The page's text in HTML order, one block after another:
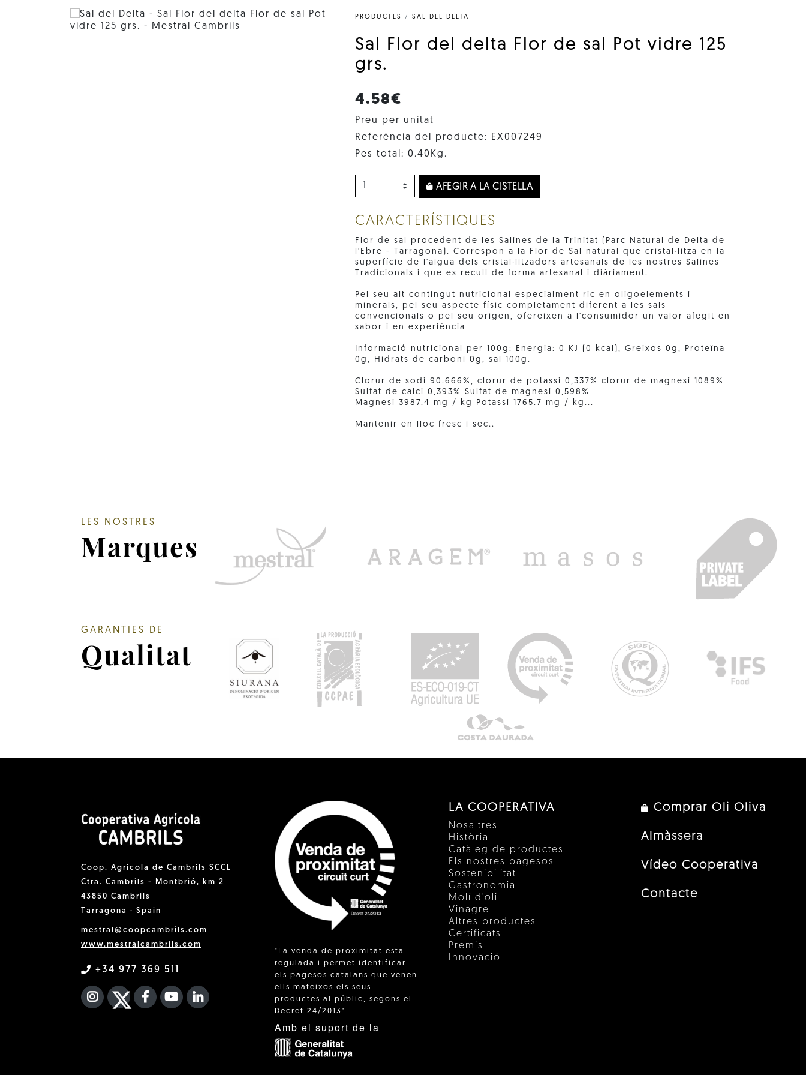
PRODUCTES / SAL DEL DELTA
Sal Flor del delta Flor de sal Pot vidre 125
grs.
4.58€
Preu per unitat
Referència del producte: EX007249
Pes total: 0.40Kg.
AFEGIR A LA CISTELLA
CARACTERÍSTIQUES
Flor de sal procedent de les Salines de la Trinitat (Parc Natural de Delta de
l'Ebre - Tarragona). Correspon a la Flor de Sal natural que cristal·litza en la
superfície de l'aigua dels cristal·litzadors artesanals de les nostres Salines
Tradicionals i que es recull de forma artesanal i diàriament.
Pel seu alt contingut nutricional especialment ric en oligoelements i
minerals, pel seu aspecte físic completament diferent a les sals
convencionals o pel seu origen, ofereixen a l'consumidor un valor afegit en
sabor i en experiència
Informació nutricional per 100g: Energia: 0 KJ (0 kcal), Greixos 0g, Proteïna
0g, Hidrats de carboni 0g, sal 100g.
Clorur de sodi 90.666%, clorur de potassi 0,337% clorur de magnesi 1089%
Sulfat de calci 0,393% Sulfat de magnesi 0,598%
Magnesi 3987.4 mg / kg Potassi 1765.7 mg / kg...
Mantenir en lloc fresc i sec..
LES NOSTRES
Marques
GARANTIES DE
Qualitat
Coop. Agrícola de Cambrils SCCL
Ctra. Cambrils - Montbrió, km 2
43850 Cambrils
Tarragona · Spain
mestral@coopcambrils.com
www.mestralcambrils.com
+34 977 369 511
INSTAGRAM
TWITTER
FACEBOOK F
YOUTUBEFA LINKEDIN IN
"La venda de proximitat està
regulada i permet identificar
els pagesos catalans que venen
ells mateixos els seus
productes al públic, segons el
Decret 24/2013"
Amb el suport de la
LA COOPERATIVA
Nosaltres
Història
Catàleg de productes
Els nostres pagesos
Sostenibilitat
Gastronomia
Molí d'oli
Vinagre
Altres productes
Certificats
Premis
Innovació
Comprar Oli Oliva
Almàssera
Vídeo Cooperativa
Contacte